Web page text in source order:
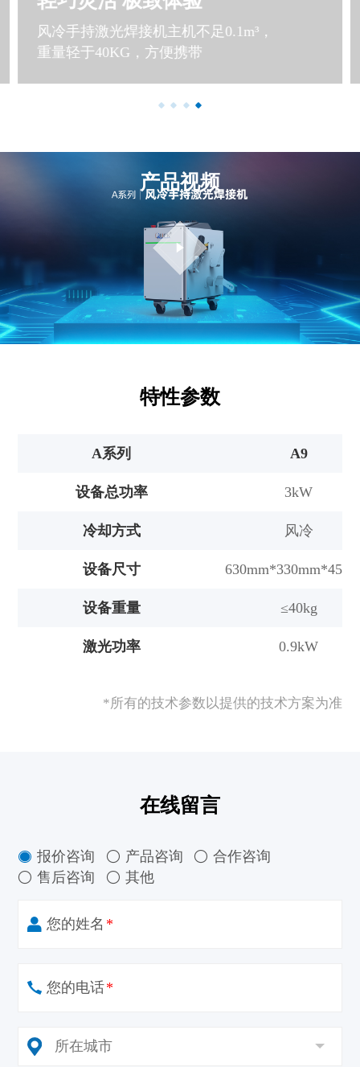
风冷手持激光焊接机主机不足0.1m³，
重量轻于40KG，方便携带
产品视频
特性参数
A系列 A9
设备总功率 3kW
冷却方式 风冷
设备尺寸
设备重量 ≤40kg
激光功率 0.9kW
*所有的技术参数以提供的技术方案为准
在线留言
 报价咨询  产品咨询  合作咨询
 售后咨询  其他
您的姓名 *
您的电话*